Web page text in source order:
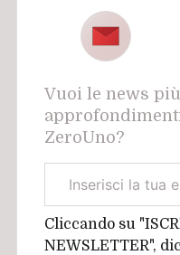
Vuoi le news
ZeroUno?
aziendale
Cliccando su
NEWSLETTER",